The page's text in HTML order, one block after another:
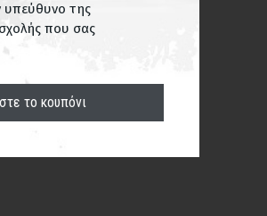
της
που σας
το κουπόνι